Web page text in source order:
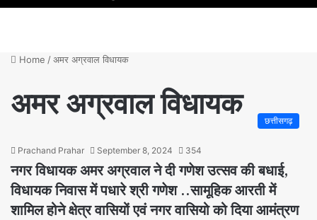
Home /अमर अग्रवाल विधायक
अमर अग्रवाल विधायक छत्तीसगढ़
Prachand Prahar September 8, 2024 354
नगर विधायक अमर अग्रवाल ने दी गणेश उत्सव की बधाई,
विधायक निवास में पधारे श्री गणेश ..सामूहिक आरती में
शामिल होने क्षेत्र वासियों एवं नगर वासियो को दिया आमंत्रण